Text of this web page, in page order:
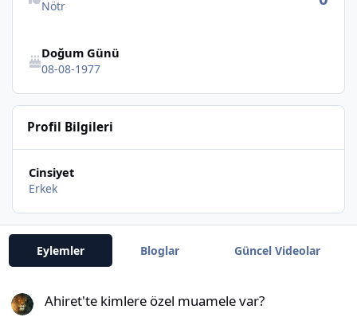
Nötr
Doğum Günü
08-08-1977
Profil Bilgileri
Cinsiyet
Erkek
Eylemler Bloglar Güncel Videolar
Ahiret'te kimlere özel muamele var?